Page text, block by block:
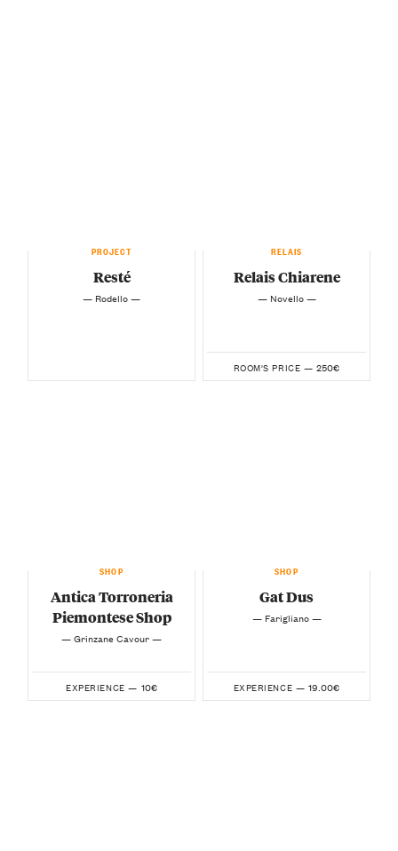
PROJECT
Resté
— Rodello —
RELAIS
Relais Chiarene
— Novello —
ROOM'S PRICE — 250€
SHOP
Antica Torroneria
Piemontese Shop
— Grinzane Cavour —
EXPERIENCE — 10€
SHOP
Gat Dus
— Farigliano —
EXPERIENCE — 19.00€